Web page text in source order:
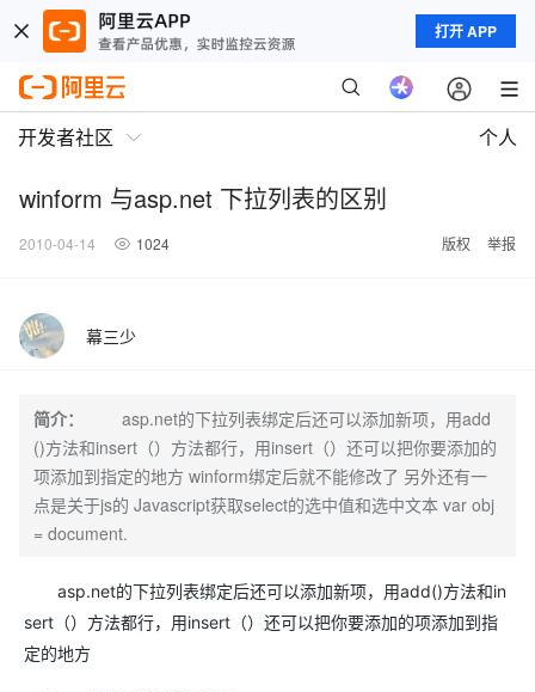
打开 APP
开发者社区 个人
winform 与asp.net 下拉列表的区别
2010-04-14 1024 版权 举报
幕三少
简介：
asp.net的下拉列表绑定后还可以添加新项，用add
()方法和insert（）方法都行，用insert（）还可以把你要添加的
项添加到指定的地方 winform绑定后就不能修改了 另外还有一
点是关于js的 Javascript获取select的选中值和选中文本 var obj
= document.
asp.net的下拉列表绑定后还可以添加新项，用add()方法和in
sert（）方法都行，用insert（）还可以把你要添加的项添加到指
定的地方